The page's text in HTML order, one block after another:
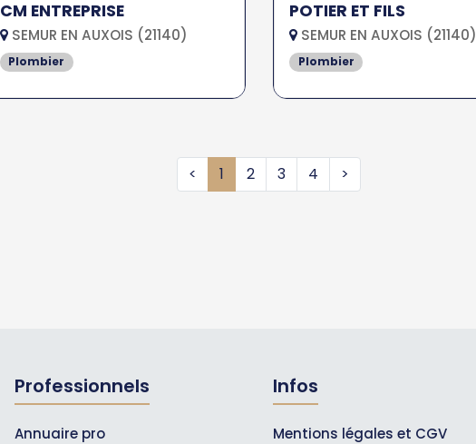
CM ENTREPRISE
SEMUR EN AUXOIS (21140)
Plombier
POTIER ET FILS
SEMUR EN AUXOIS (21140)
Plombier
< 1 2 3 4 >
Professionnels
Annuaire pro
Infos
Mentions légales et CGV